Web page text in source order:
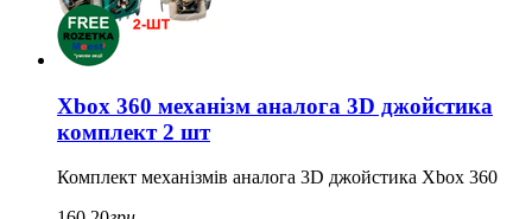
Xbox 360 механізм аналога 3D джойстика
комплект 2 шт
Комплект механізмів аналога 3D джойстика Xbox 360